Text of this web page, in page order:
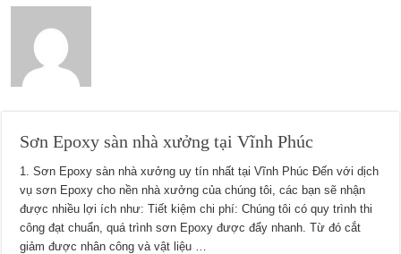
Sơn Epoxy sàn nhà xưởng tại Vĩnh Phúc
1. Sơn Epoxy sàn nhà xưởng uy tín nhất tại Vĩnh Phúc Đến với dịch
vụ sơn Epoxy cho nền nhà xưởng của chúng tôi, các bạn sẽ nhận
được nhiều lợi ích như: Tiết kiệm chi phí: Chúng tôi có quy trình thi
công đạt chuẩn, quá trình sơn Epoxy được đẩy nhanh. Từ đó cắt
giảm được nhân công và vật liệu …